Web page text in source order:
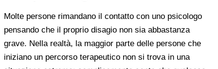
Molte persone rimandano il contatto con uno psicologo
pensando che il proprio disagio non sia abbastanza
grave. Nella realtà, la maggior parte delle persone che
iniziano un percorso terapeutico non si trova in una